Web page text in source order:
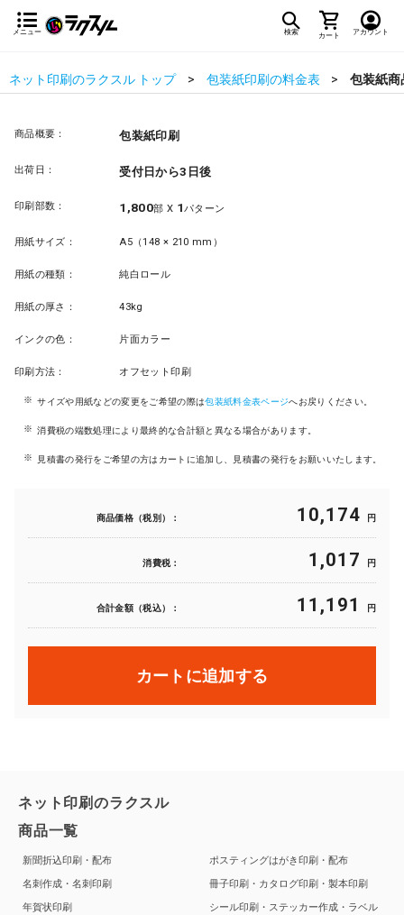
メニュー 検索 カート アカウント
ネット印刷のラクスル トップ 包装紙印刷の料金表 包装紙商
商品概要： 包装紙印刷
出荷日： 受付日から3日後
印刷部数： 1,800部 X 1パターン
用紙サイズ： A5（148 × 210 mm）
用紙の種類： 純白ロール
用紙の厚さ： 43kg
インクの色： 片面カラー
印刷方法： オフセット印刷
サイズや用紙などの変更をご希望の際は包装紙料金表ページへお戻りください。
消費税の端数処理により最終的な合計額と異なる場合があります。
見積書の発行をご希望の方はカートに追加し、見積書の発行をお願いいたします。
商品価格（税別）： 10,174 円
消費税： 1,017 円
合計金額（税込）： 11,191 円
カートに追加する
ネット印刷のラクスル
商品一覧
新聞折込印刷・配布
名刺作成・名刺印刷
年賀状印刷
ポスティングはがき印刷・配布
冊子印刷・カタログ印刷・製本印刷
シール印刷・ステッカー作成・ラベル